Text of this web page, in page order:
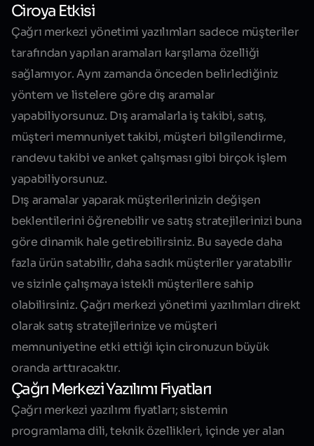
Ciroya Etkisi
Çağrı merkezi yönetimi yazılımları sadece müşteriler
tarafından yapılan aramaları karşılama özelliği
sağlamıyor. Aynı zamanda önceden belirlediğiniz
yöntem ve listelere göre dış aramalar
yapabiliyorsunuz. Dış aramalarla iş takibi, satış,
müşteri memnuniyet takibi, müşteri bilgilendirme,
randevu takibi ve anket çalışması gibi birçok işlem
yapabiliyorsunuz.
Dış aramalar yaparak müşterilerinizin değişen
beklentilerini öğrenebilir ve satış stratejilerinizi buna
göre dinamik hale getirebilirsiniz. Bu sayede daha
fazla ürün satabilir, daha sadık müşteriler yaratabilir
ve sizinle çalışmaya istekli müşterilere sahip
olabilirsiniz. Çağrı merkezi yönetimi yazılımları direkt
olarak satış stratejilerinize ve müşteri
memnuniyetine etki ettiği için cironuzun büyük
oranda arttıracaktır.
Çağrı Merkezi Yazılımı Fiyatları
Çağrı merkezi yazılımı fiyatları; sistemin
programlama dili, teknik özellikleri, içinde yer alan